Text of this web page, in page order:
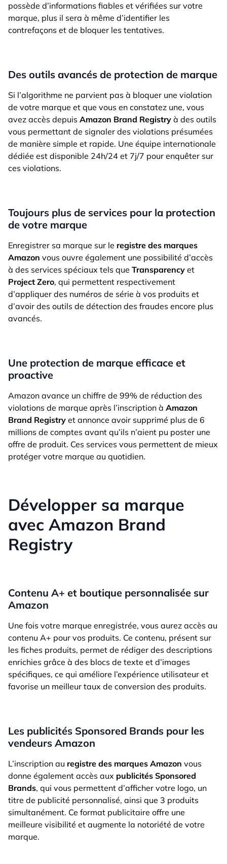
possède d’informations fiables et vérifiées sur votre
marque, plus il sera à même d’identifier les
contrefaçons et de bloquer les tentatives.
Des outils avancés de protection de marque
Si l’algorithme ne parvient pas à bloquer une violation
de votre marque et que vous en constatez une, vous
avez accès depuis Amazon Brand Registry à des outils
vous permettant de signaler des violations présumées
de manière simple et rapide. Une équipe internationale
dédiée est disponible 24h/24 et 7j/7 pour enquêter sur
ces violations.
Toujours plus de services pour la protection
de votre marque
Enregistrer sa marque sur le registre des marques
Amazon vous ouvre également une possibilité d’accès
à des services spéciaux tels que Transparency et
Project Zero, qui permettent respectivement
d’appliquer des numéros de série à vos produits et
d’avoir des outils de détection des fraudes encore plus
avancés.
Une protection de marque efficace et
proactive
Amazon avance un chiffre de 99% de réduction des
violations de marque après l’inscription à Amazon
Brand Registry et annonce avoir supprimé plus de 6
millions de comptes avant qu’ils n’aient pu poster une
offre de produit. Ces services vous permettent de mieux
protéger votre marque au quotidien.
Développer sa marque
avec Amazon Brand
Registry
Contenu A+ et boutique personnalisée sur
Amazon
Une fois votre marque enregistrée, vous aurez accès au
contenu A+ pour vos produits. Ce contenu, présent sur
les fiches produits, permet de rédiger des descriptions
enrichies grâce à des blocs de texte et d’images
spécifiques, ce qui améliore l’expérience utilisateur et
favorise un meilleur taux de conversion des produits.
Les publicités Sponsored Brands pour les
vendeurs Amazon
L’inscription au registre des marques Amazon vous
donne également accès aux publicités Sponsored
Brands, qui vous permettent d’afficher votre logo, un
titre de publicité personnalisé, ainsi que 3 produits
simultanément. Ce format publicitaire offre une
meilleure visibilité et augmente la notoriété de votre
marque.